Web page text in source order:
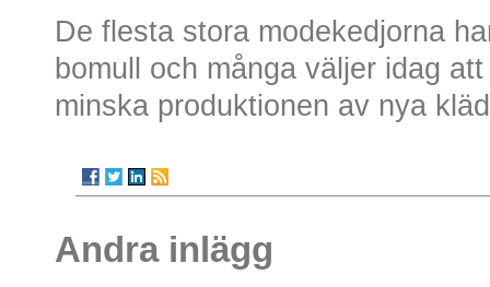
De flesta stora modekedjorna
bomull och många väljer idag
minska produktionen av nya
Andra inlägg